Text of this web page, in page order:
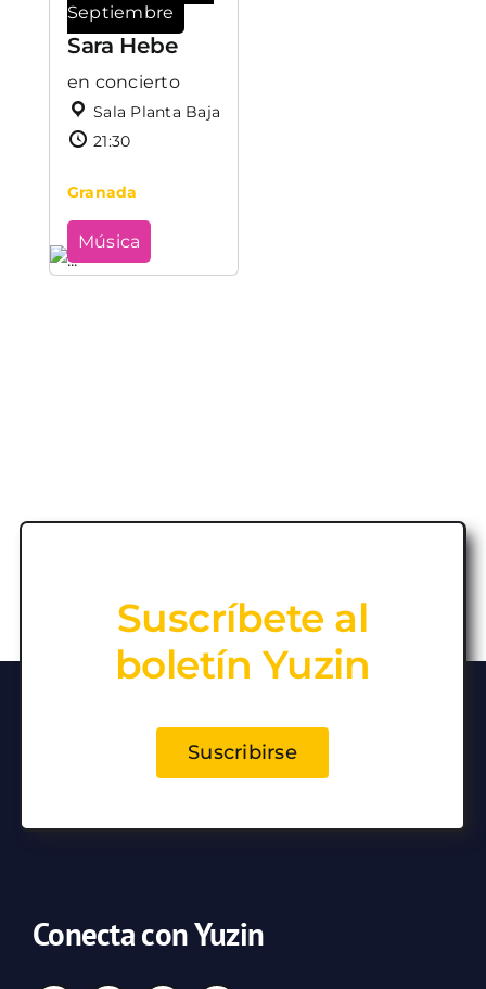
Septiembre
Sara Hebe
en concierto
Sala Planta Baja
21:30
Granada
Música
Suscríbete al
boletín Yuzin
Suscribirse
Conecta con Yuzin